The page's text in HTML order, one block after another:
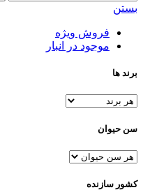
بستن
فروش ویژه
موجود در انبار
برند ها
سن حیوان
کشور سازنده